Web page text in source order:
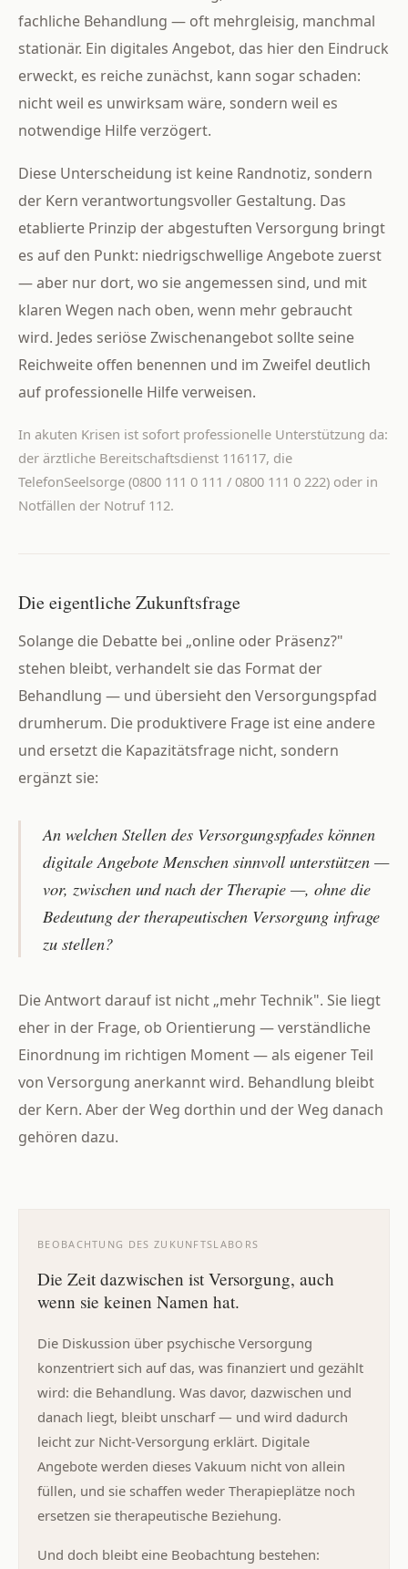
fachliche Behandlung — oft mehrgleisig, manchmal
stationär. Ein digitales Angebot, das hier den Eindruck
erweckt, es reiche zunächst, kann sogar schaden:
nicht weil es unwirksam wäre, sondern weil es
notwendige Hilfe verzögert.
Diese Unterscheidung ist keine Randnotiz, sondern
der Kern verantwortungsvoller Gestaltung. Das
etablierte Prinzip der abgestuften Versorgung bringt
es auf den Punkt: niedrigschwellige Angebote zuerst
— aber nur dort, wo sie angemessen sind, und mit
klaren Wegen nach oben, wenn mehr gebraucht
wird. Jedes seriöse Zwischenangebot sollte seine
Reichweite offen benennen und im Zweifel deutlich
auf professionelle Hilfe verweisen.
In akuten Krisen ist sofort professionelle Unterstützung da:
der ärztliche Bereitschaftsdienst 116117, die
TelefonSeelsorge (0800 111 0 111 / 0800 111 0 222) oder in
Notfällen der Notruf 112.
Die eigentliche Zukunftsfrage
Solange die Debatte bei „online oder Präsenz?"
stehen bleibt, verhandelt sie das Format der
Behandlung — und übersieht den Versorgungspfad
drumherum. Die produktivere Frage ist eine andere
und ersetzt die Kapazitätsfrage nicht, sondern
ergänzt sie:
An welchen Stellen des Versorgungspfades können
digitale Angebote Menschen sinnvoll unterstützen —
vor, zwischen und nach der Therapie —, ohne die
Bedeutung der therapeutischen Versorgung infrage
zu stellen?
Die Antwort darauf ist nicht „mehr Technik". Sie liegt
eher in der Frage, ob Orientierung — verständliche
Einordnung im richtigen Moment — als eigener Teil
von Versorgung anerkannt wird. Behandlung bleibt
der Kern. Aber der Weg dorthin und der Weg danach
gehören dazu.
BEOBACHTUNG DES ZUKUNFTSLABORS
Die Zeit dazwischen ist Versorgung, auch
wenn sie keinen Namen hat.
Die Diskussion über psychische Versorgung
konzentriert sich auf das, was finanziert und gezählt
wird: die Behandlung. Was davor, dazwischen und
danach liegt, bleibt unscharf — und wird dadurch
leicht zur Nicht-Versorgung erklärt. Digitale
Angebote werden dieses Vakuum nicht von allein
füllen, und sie schaffen weder Therapieplätze noch
ersetzen sie therapeutische Beziehung.
Und doch bleibt eine Beobachtung bestehen: